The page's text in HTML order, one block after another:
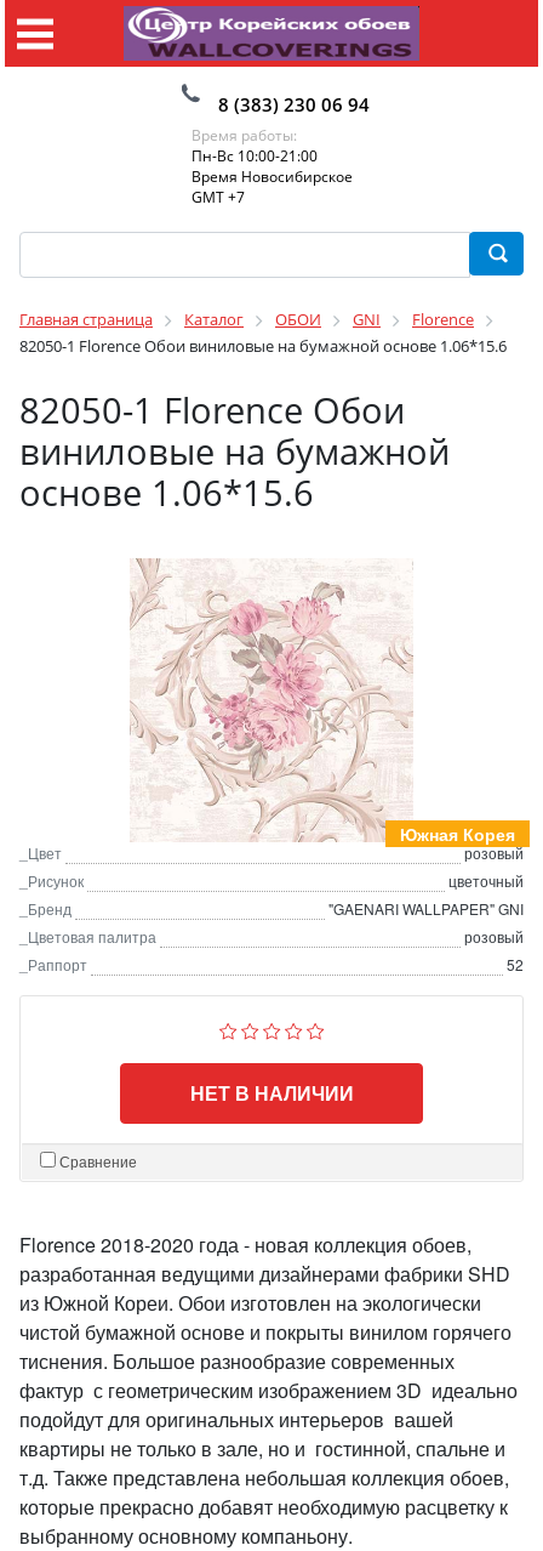
8 (383) 230 06 94
Время работы:
Пн-Вс 10:00-21:00
Время Новосибирское
GMT +7
Главная страница Каталог ОБОИ GNI
Florence
82050-1 Florence Обои виниловые на бумажной основе 1.06*15.6
82050-1 Florence Обои
виниловые на бумажной
основе 1.06*15.6
Южная Корея
_Цвет
розовый
_Рисунок
цветочный
_Бренд
"GAENARI WALLPAPER" GNI
_Цветовая палитра
розовый
_Раппорт
52
НЕТ В НАЛИЧИИ
Сравнение
Florence 2018-2020 года - новая коллекция обоев,
разработанная ведущими дизайнерами фабрики SHD
из Южной Кореи. Обои изготовлен на экологически
чистой бумажной основе и покрыты винилом горячего
тиснения. Большое разнообразие современных
фактур с геометрическим изображением 3D идеально
подойдут для оригинальных интерьеров вашей
квартиры не только в зале, но и гостинной, спальне и
т.д. Также представлена небольшая коллекция обоев,
которые прекрасно добавят необходимую расцветку к
выбранному основному компаньону.